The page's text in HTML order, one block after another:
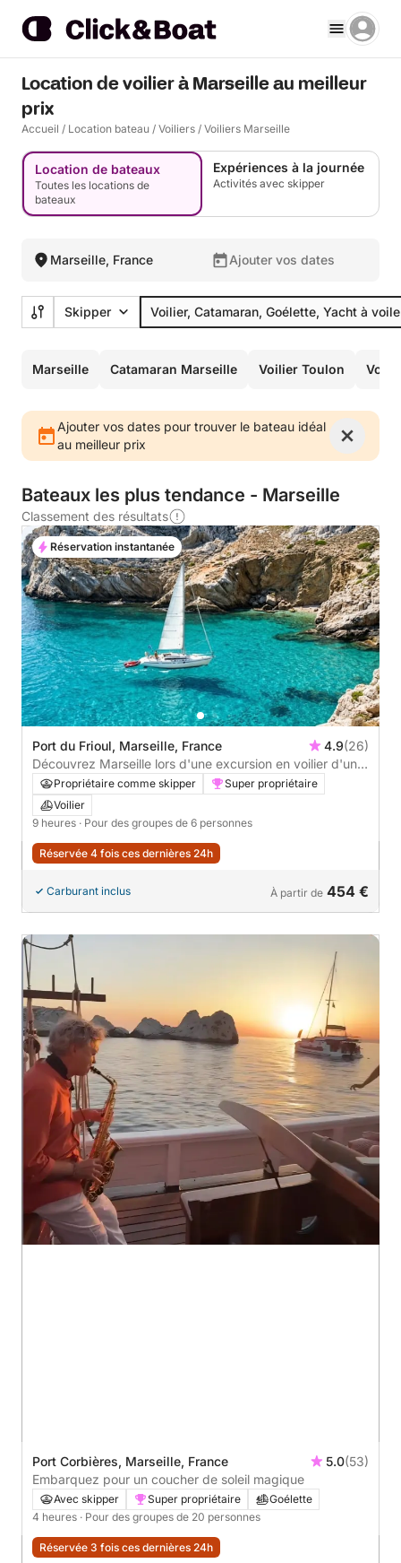
Location de voilier à Marseille au meilleur
prix
Accueil / Location bateau / Voiliers / Voiliers Marseille
Location de bateaux
Toutes les locations de
bateaux
Expériences à la journée
Activités avec skipper
Marseille, France Ajouter vos dates
Skipper Voilier, Catamaran, Goélette, Yacht à voile
Marseille Catamaran Marseille Voilier Toulon
Ajouter vos dates pour trouver le bateau idéal
au meilleur prix
Bateaux les plus tendance - Marseille
Classement des résultats
Port du Frioul, Marseille, France 4.9(26)
Découvrez Marseille lors d'une excursion en voilier d'une
journée.
Propriétaire comme skipper
Super propriétaire
Voilier
9 heures · Pour des groupes de 6 personnes
Réservée 4 fois ces dernières 24h
Carburant inclus À partir de 454 €
Réservation instantanée
Port Corbières, Marseille, France 5.0(53)
Embarquez pour un coucher de soleil magique
Avec skipper Super propriétaire
Goélette
4 heures · Pour des groupes de 20 personnes
Réservée 3 fois ces dernières 24h